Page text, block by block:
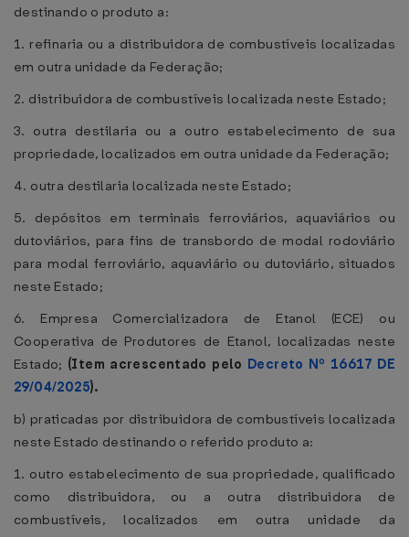
destinando o produto a:
1. refinaria ou a distribuidora de combustíveis localizadas
em outra unidade da Federação;
2. distribuidora de combustíveis localizada neste Estado;
3. outra destilaria ou a outro estabelecimento de sua
propriedade, localizados em outra unidade da Federação;
4. outra destilaria localizada neste Estado;
5. depósitos em terminais ferroviários, aquaviários ou
dutoviários, para fins de transbordo de modal rodoviário
para modal ferroviário, aquaviário ou dutoviário, situados
neste Estado;
6. Empresa Comercializadora de Etanol (ECE) ou
Cooperativa de Produtores de Etanol, localizadas neste
Estado; (Item acrescentado pelo Decreto Nº 16617 DE
29/04/2025).
b) praticadas por distribuidora de combustíveis localizada
neste Estado destinando o referido produto a:
1. outro estabelecimento de sua propriedade, qualificado
como distribuidora, ou a outra distribuidora de
combustíveis, localizados em outra unidade da